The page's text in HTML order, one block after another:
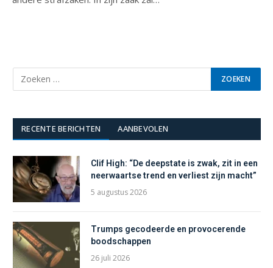
RECENTE BERICHTEN AANBEVOLEN
Clif High: “De deepstate is zwak, zit in een
neerwaartse trend en verliest zijn macht”
5 augustus 2026
Trumps gecodeerde en provocerende
boodschappen
26 juli 2026